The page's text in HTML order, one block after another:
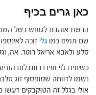
כאן גרים בכיף
הרשת אוהבת לגעוש בשל
שם תמים כמו גלי זוכה
סלע ולאבא אריאל רוטר. אה,
כשיונית לוי ועידו רוזנבלום
נשמו לרווחה שסופסוף זוג
אולי בגלל זה הטוקבקים